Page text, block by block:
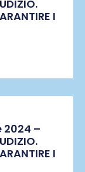
I
2024 –
I